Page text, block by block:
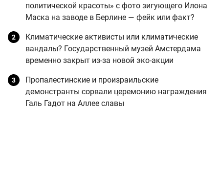
политической красоты» с фото зигующего Илона
Маска на заводе в Берлине — фейк или факт?
Климатические активисты или климатические
вандалы? Государственный музей Амстердама
временно закрыт из-за новой эко-акции
Пропалестинские и произраильские
демонстранты сорвали церемонию награждения
Галь Гадот на Аллее славы